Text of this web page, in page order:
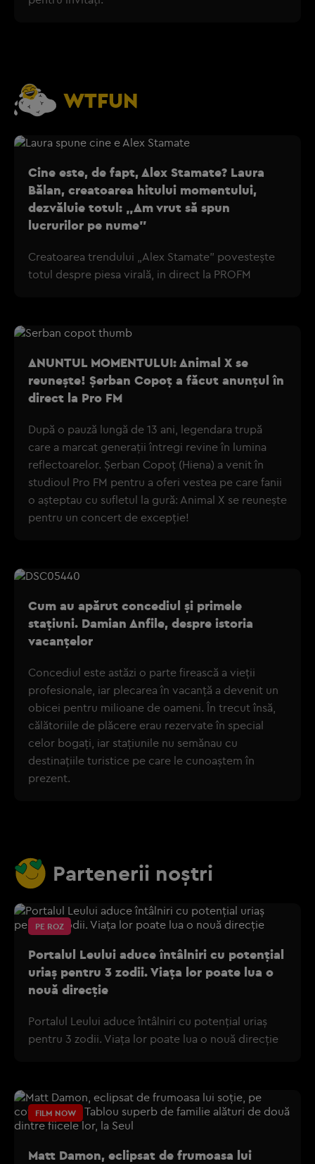
WTFUN
Cine este, de fapt, Alex Stamate? Laura
Bălan, creatoarea hitului momentului,
dezvăluie totul: „Am vrut să spun
lucrurilor pe nume”
Creatoarea trendului „Alex Stamate” povestește
totul despre piesa virală, in direct la PROFM
ANUNTUL MOMENTULUI: Animal X se
reunește! Șerban Copoț a făcut anunțul în
direct la Pro FM
După o pauză lungă de 13 ani, legendara trupă
care a marcat generații întregi revine în lumina
reflectoarelor. Șerban Copoț (Hiena) a venit în
studioul Pro FM pentru a oferi vestea pe care fanii
o așteptau cu sufletul la gură: Animal X se reunește
pentru un concert de excepție!
Cum au apărut concediul și primele
stațiuni. Damian Anfile, despre istoria
vacanțelor
Concediul este astăzi o parte firească a vieții
profesionale, iar plecarea în vacanță a devenit un
obicei pentru milioane de oameni. În trecut însă,
călătoriile de plăcere erau rezervate în special
celor bogați, iar stațiunile nu semănau cu
destinațiile turistice pe care le cunoaștem în
prezent.
Partenerii noștri
PE ROZ
Portalul Leului aduce întâlniri cu potențial
uriaș pentru 3 zodii. Viața lor poate lua o
nouă direcție
Portalul Leului aduce întâlniri cu potențial uriaș
pentru 3 zodii. Viața lor poate lua o nouă direcție
FILM NOW
Matt Damon, eclipsat de frumoasa lui